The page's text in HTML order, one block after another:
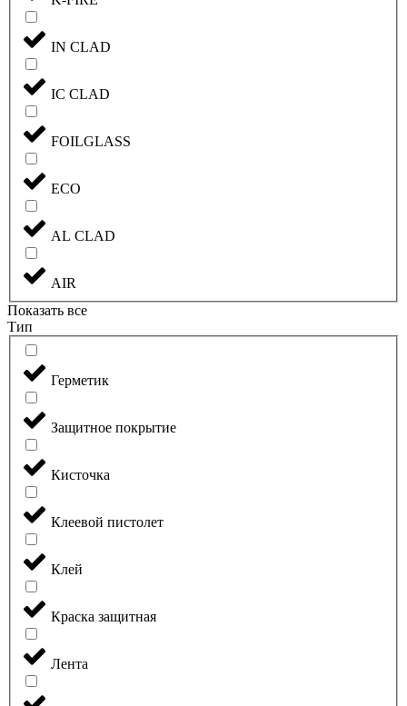
IN CLAD
IC CLAD
FOILGLASS
ECO
AL CLAD
AIR
Показать все
Тип
Герметик
Защитное покрытие
Кисточка
Клеевой пистолет
Клей
Краска защитная
Лента